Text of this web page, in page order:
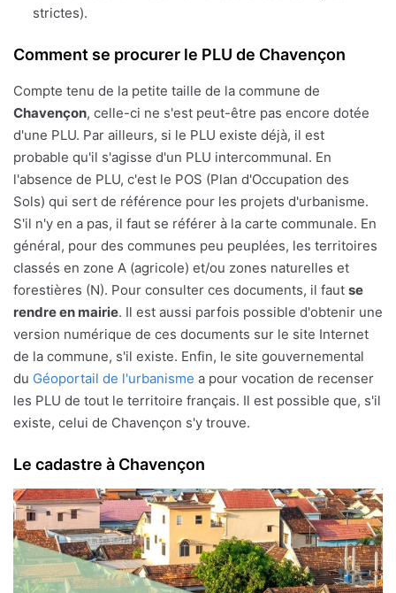
strictes).
Comment se procurer le PLU de Chavençon
Compte tenu de la petite taille de la commune de
Chavençon, celle-ci ne s'est peut-être pas encore dotée
d'une PLU. Par ailleurs, si le PLU existe déjà, il est
probable qu'il s'agisse d'un PLU intercommunal. En
l'absence de PLU, c'est le POS (Plan d'Occupation des
Sols) qui sert de référence pour les projets d'urbanisme.
S'il n'y en a pas, il faut se référer à la carte communale. En
général, pour des communes peu peuplées, les territoires
classés en zone A (agricole) et/ou zones naturelles et
forestières (N). Pour consulter ces documents, il faut se
rendre en mairie. Il est aussi parfois possible d'obtenir une
version numérique de ces documents sur le site Internet
de la commune, s'il existe. Enfin, le site gouvernemental
du Géoportail de l'urbanisme a pour vocation de recenser
les PLU de tout le territoire français. Il est possible que, s'il
existe, celui de Chavençon s'y trouve.
Le cadastre à Chavençon